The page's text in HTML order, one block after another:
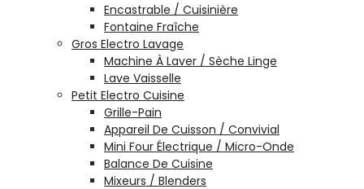
Encastrable / Cuisinière
Fontaine Fraîche
Gros Electro Lavage
Machine À Laver / Sèche Linge
Lave Vaisselle
Petit Electro Cuisine
Grille-Pain
Appareil De Cuisson / Convivial
Mini Four Électrique / Micro-Onde
Balance De Cuisine
Mixeurs / Blenders